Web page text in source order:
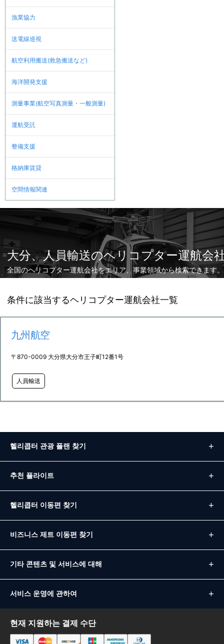
漁業協力
送電線巡視
航空利用搬送(救急搬送など)
海洋開発支援
測量事業(航空写真測量・一般測量)
運航受託
整備支援
格納庫賃貸
空間情報関連
大分、人員輸送のヘリコプター運航会
全国のヘリコプター運航会社をエリア、事業領域から検索できます。
条件に該当するヘリコプター運航会社一覧
九州航空
〒870-0009 大分県大分市王子町12番1号
人員輸送
헬리콥터 관광 플랜 찾기
추천 플라이트
헬리콥터 이동편 찾기
비즈니스 제트 이동편 찾기
기타 콘텐츠 및 서비스에 대해
서비스 운영에 관하여
현재 지원하는 결제 수단